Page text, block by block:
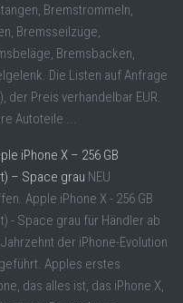
Bremstrommeln,
Bremsseilzüge,
Bremsbacken,
Die Listen auf Anfrage
der Preis verhandelbar EUR.
Autoteile ...
iPhone X – 256 GB
– Space grau NEU
Apple iPhone X - 256 GB
- Space grau für Händler ab
der iPhone-Evolution
Apples erstes
das alles ist, das iPhone X,